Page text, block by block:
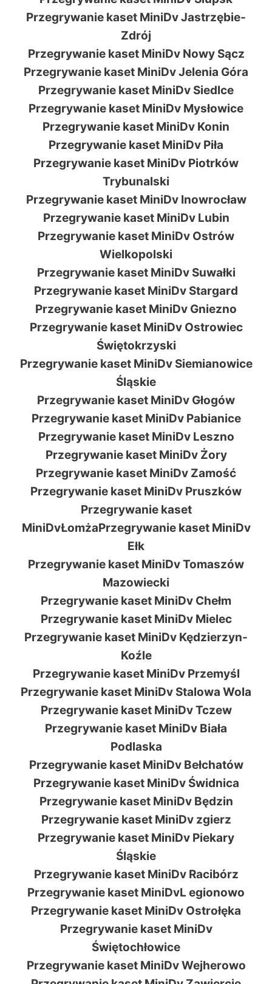
Przegrywanie kaset MiniDv Jastrzębie-
Zdrój
Przegrywanie kaset MiniDv Nowy Sącz
Przegrywanie kaset MiniDv Jelenia Góra
Przegrywanie kaset MiniDv Siedlce
Przegrywanie kaset MiniDv Mysłowice
Przegrywanie kaset MiniDv Konin
Przegrywanie kaset MiniDv Piła
Przegrywanie kaset MiniDv Piotrków
Trybunalski
Przegrywanie kaset MiniDv Inowrocław
Przegrywanie kaset MiniDv Lubin
Przegrywanie kaset MiniDv Ostrów
Wielkopolski
Przegrywanie kaset MiniDv Suwałki
Przegrywanie kaset MiniDv Stargard
Przegrywanie kaset MiniDv Gniezno
Przegrywanie kaset MiniDv Ostrowiec
Świętokrzyski
Przegrywanie kaset MiniDv Siemianowice
Śląskie
Przegrywanie kaset MiniDv Głogów
Przegrywanie kaset MiniDv Pabianice
Przegrywanie kaset MiniDv Leszno
Przegrywanie kaset MiniDv Żory
Przegrywanie kaset MiniDv Zamość
Przegrywanie kaset MiniDv Pruszków
Przegrywanie kaset
MiniDvŁomżaPrzegrywanie kaset MiniDv
Ełk
Przegrywanie kaset MiniDv Tomaszów
Mazowiecki
Przegrywanie kaset MiniDv Chełm
Przegrywanie kaset MiniDv Mielec
Przegrywanie kaset MiniDv Kędzierzyn-
Koźle
Przegrywanie kaset MiniDv Przemyśl
Przegrywanie kaset MiniDv Stalowa Wola
Przegrywanie kaset MiniDv Tczew
Przegrywanie kaset MiniDv Biała
Podlaska
Przegrywanie kaset MiniDv Bełchatów
Przegrywanie kaset MiniDv Świdnica
Przegrywanie kaset MiniDv Będzin
Przegrywanie kaset MiniDv zgierz
Przegrywanie kaset MiniDv Piekary
Śląskie
Przegrywanie kaset MiniDv Racibórz
Przegrywanie kaset MiniDvL egionowo
Przegrywanie kaset MiniDv Ostrołęka
Przegrywanie kaset MiniDv
Świętochłowice
Przegrywanie kaset MiniDv Wejherowo